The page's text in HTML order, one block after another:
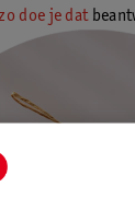
doe je dat